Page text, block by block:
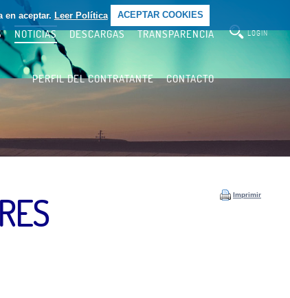
aceptar. Leer Política ACEPTAR COOKIES
NOTICIAS DESCARGAS TRANSPARENCIA
PERFIL DEL CONTRATANTE CONTACTO
LOGIN
Imprimir